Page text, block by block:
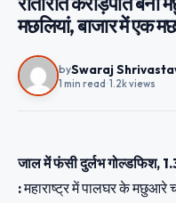
मछलियां, बाजार में एक
bySwaraj
1 min read 1.2k views
जाल में फंसी दुर्लभ गोल्डफिश,
:महाराष्ट्र में पालघर के